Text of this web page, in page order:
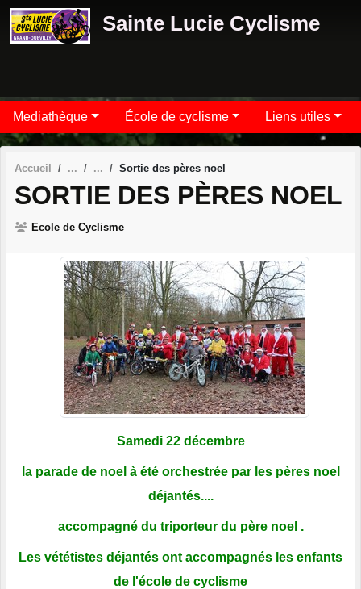
Sainte Lucie Cyclisme
Mediathèque École de cyclisme Liens utiles
Accueil Sortie des pères noel
SORTIE DES PÈRES NOEL
Ecole de Cyclisme
Samedi 22 décembre
la parade de noel à été orchestrée par les pères noel
déjantés....
accompagné du triporteur du père noel .
Les vététistes déjantés ont accompagnés les enfants
de l'école de cyclisme
Panneau de gestion des cookies